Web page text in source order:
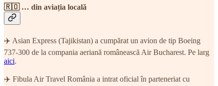
🇷🇴 … din aviația locală
✈️ Asian Express (Tajikistan) a cumpărat un avion de tip Boeing
737-300 de la compania aeriană românească Air Bucharest. Pe larg
aici.
✈️ Fibula Air Travel România a intrat oficial în parteneriat cu